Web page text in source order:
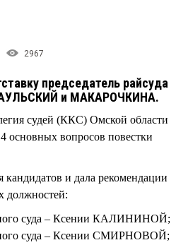
2967
председатель райсуда
и МАКАРОЧКИНА.
судей (ККС) Омской области
основных вопросов повестки
кандидатов и дала рекомендации
должностей:
суда – Ксении КАЛИНИНОЙ;
суда – Ксении СМИРНОВОЙ;